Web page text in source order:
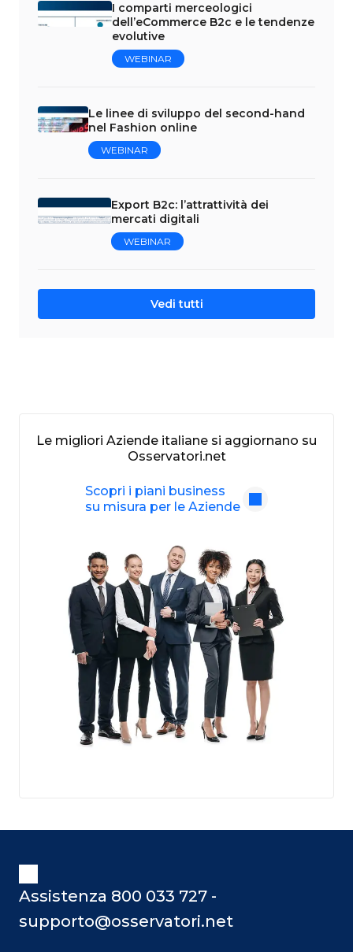
I comparti merceologici
dell’eCommerce B2c e le tendenze
evolutive
WEBINAR
Le linee di sviluppo del second-hand
nel Fashion online
WEBINAR
Export B2c: l’attrattività dei
mercati digitali
WEBINAR
Vedi tutti
Le migliori Aziende italiane si aggiornano su
Osservatori.net
Scopri i piani business
su misura per le Aziende
Assistenza 800 033 727 -
supporto@osservatori.net